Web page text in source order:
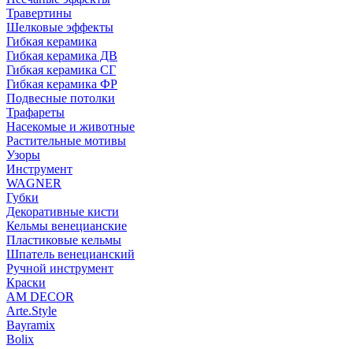
Травертины
Шелковые эффекты
Гибкая керамика
Гибкая керамика ДВ
Гибкая керамика СГ
Гибкая керамика ФР
Подвесные потолки
Трафареты
Насекомые и животные
Растительные мотивы
Узоры
Инструмент
WAGNER
Губки
Декоративные кисти
Кельмы венецианские
Пластиковые кельмы
Шпатель венецианский
Ручной инструмент
Краски
AM DECOR
Arte.Style
Bayramix
Bolix